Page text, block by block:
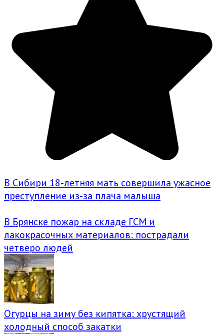
В Сибири 18-летняя мать совершила ужасное
преступление из-за плача малыша
В Брянске пожар на складе ГСМ и
лакокрасочных материалов: пострадали
четверо людей
Огурцы на зиму без кипятка: хрустящий
холодный способ закатки